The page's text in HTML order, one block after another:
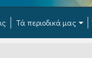
Τά περιοδικά μας